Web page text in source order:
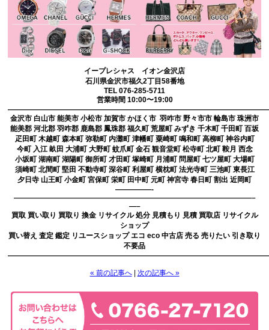
イープレシャス イオン金沢店
石川県金沢市福久2丁目58番地
TEL 076-285-5711
営業時間 10:00〜19:00
金沢市 白山市 能美市 小松市 加賀市 かほく市 羽咋市 野々市市 輪島市 珠洲市
能美郡 河北郡 羽咋郡 鹿島郡 鳳珠郡 福久町 荒屋町 みずき 千木町 千田町 百坂
疋田町 木越町 森本町 弥勒町 内灘町 津幡町 粟崎町 鳴和町 高柳町 神谷内町
今町 入江 畝田 大浦町 大野町 蚊爪町 金石 観音堂町 松寺町 北町 鞍月 西念
小坂町 湖南町 湖陽町 御所町 才田町 塚崎町 月浦町 問屋町 七ツ屋町 大場町
須崎町 北間町 堅田 不動寺町 深谷町 利屋町 横枕町 法光寺町 三池町 東長江
夕日寺 山王町 小金町 宮保町 栄町 田中町 元町 神宮寺 春日町 割出 近岡町
—————-
—————————————————————————————————–
—–
買取 買い取り 買取り 換金 リサイクル 処分 見積もり 見積 買取店 リサイクル
ショップ
買い替え 査定 鑑定 リユースショップ エコ eco 中古店 売る 売りたい 引き取り
不要品
« 前の記事へ| 次の記事へ »